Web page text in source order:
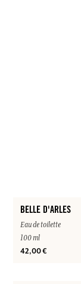
BELLE D'ARLES
Eau de toilette
100 ml
42,00 €